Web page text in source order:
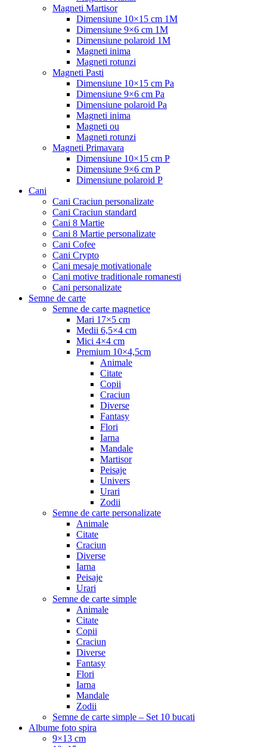
Magneti Martisor
Dimensiune 10×15 cm 1M
Dimensiune 9×6 cm 1M
Dimensiune polaroid 1M
Magneti inima
Magneti rotunzi
Magneti Pasti
Dimensiune 10×15 cm Pa
Dimensiune 9×6 cm Pa
Dimensiune polaroid Pa
Magneti inima
Magneti ou
Magneti rotunzi
Magneti Primavara
Dimensiune 10×15 cm P
Dimensiune 9×6 cm P
Dimensiune polaroid P
Cani
Cani Craciun personalizate
Cani Craciun standard
Cani 8 Martie
Cani 8 Martie personalizate
Cani Cofee
Cani Crypto
Cani mesaje motivationale
Cani motive traditionale romanesti
Cani personalizate
Semne de carte
Semne de carte magnetice
Mari 17×5 cm
Medii 6,5×4 cm
Mici 4×4 cm
Premium 10×4,5cm
Animale
Citate
Copii
Craciun
Diverse
Fantasy
Flori
Iarna
Mandale
Martisor
Peisaje
Univers
Urari
Zodii
Semne de carte personalizate
Animale
Citate
Craciun
Diverse
Iarna
Peisaje
Urari
Semne de carte simple
Animale
Citate
Copii
Craciun
Diverse
Fantasy
Flori
Iarna
Mandale
Zodii
Semne de carte simple – Set 10 bucati
Albume foto spira
9×13 cm